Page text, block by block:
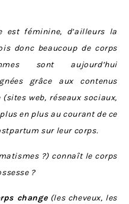
est féminine, d’ailleurs la
donc beaucoup de corps
sont aujourd’hui
grâce aux contenus
web, réseaux sociaux,
en plus au courant de ce
sur leur corps.
?) connaît le corps
?
change(les cheveux, les